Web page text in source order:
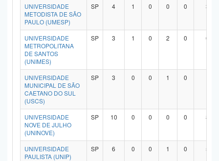
UNIVERSIDADE
METODISTA DE SÃO
PAULO (UMESP)
SP 4 1 0 0 0 3
UNIVERSIDADE
METROPOLITANA
DE SANTOS
(UNIMES)
SP 3 1 0 2 0 0
UNIVERSIDADE
MUNICIPAL DE SÃO
CAETANO DO SUL
(USCS)
SP 3 0 0 1 0
UNIVERSIDADE
NOVE DE JULHO
(UNINOVE)
SP 10 0 0 0 0 8
UNIVERSIDADE
PAULISTA (UNIP)
SP 6 0 0 1 0 5